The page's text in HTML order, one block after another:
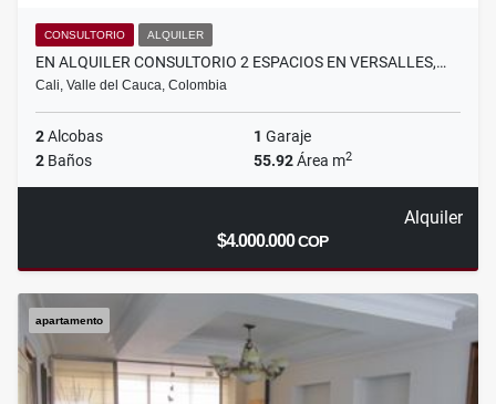
CONSULTORIO ALQUILER
EN ALQUILER CONSULTORIO 2 ESPACIOS EN VERSALLES,…
Cali, Valle del Cauca, Colombia
2Alcobas 1 Garaje
2 Baños 55.92Área m2
Alquiler
$4.000.000COP
apartamento